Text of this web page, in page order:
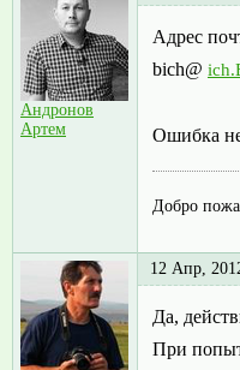
Андронов
Артем
Адрес
bich@
Ошибка не
Добро
12 Апр,
Да,
При